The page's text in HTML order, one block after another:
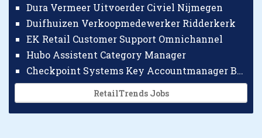
Dura Vermeer Uitvoerder Civiel Nijmegen
Duifhuizen Verkoopmedewerker Ridderkerk
EK Retail Customer Support Omnichannel
Hubo Assistent Category Manager
Checkpoint Systems Key Accountmanager Benelux
RetailTrends Jobs